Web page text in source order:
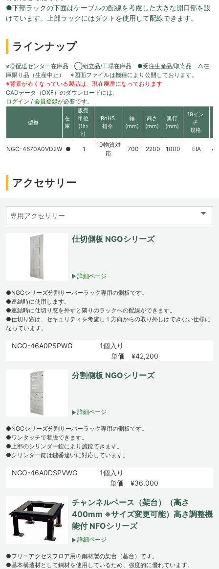
●下部ラックの下面はケーブルの配線を考慮した大きな開口部を設
けています。上部ラックにはダクトを使用して配線できます。
ラインナップ
※◎配送センター在庫品 ◯組立品/工場在庫品 ●受注生産品/取寄品 △在
庫限り品（生産中止） ※図面ファイルは機種により公開しております。
※背景が赤くなっている製品は、現在廃番になっております
CADデータ（DXF）のダウンロードには、
ログイン / 会員登録が必要です。
型番
在
庫
販売
単位
(1ｾｯ
ﾄ)
RoHS
指令
幅
(mm)
高さ
(mm)
奥行
(mm)
19イン
チ
規格
NGC-4670A0VD2W ● 1
10物質対
応
700 2200 1000 EIA
アクセサリー
仕切側板 NGOシリーズ
詳細ページ
●NGCシリーズ分割サーバーラック専用の側板です。
●連結時に使用します。
●連結時に仕切り窓を外すと隣りのラックへの配線ができます。
●仕切り窓は、セキュリティを考慮し１方向からの取り外しはできない仕様に
なっています。
NGO-46A0PSPWG
1個入り
単価 ¥42,200
分割側板 NGOシリーズ
詳細ページ
●NGCシリーズ分割サーバーラック専用の側板です。
●ワンタッチで着脱できます。
●上部のシリンダー錠により施錠できます。
●シリンダー錠は鍵番違いに対応しています。
NGO-46A0DSPVWG
1個入り
単価 ¥36,000
チャンネルベース（架台）（高さ
400mm ※サイズ変更可能）高さ調整機
能付 NFOシリーズ
詳細ページ
●フリーアクセスフロア用の鋼材製の架台（基台）です。
●基本構造材として鋼材を使用しているため、強度的に優れています。